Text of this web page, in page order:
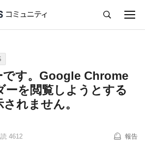
Ideas
です。Google Chrome
ーを閲覧しようとする
れません。
4612 報告